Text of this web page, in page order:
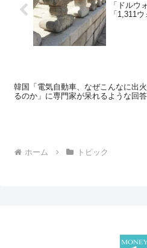
「ドルウ
「1,311
韓国「電気自動車、なぜこんなに出
るのか」に専門家が呆れるような回答
ホーム トピック